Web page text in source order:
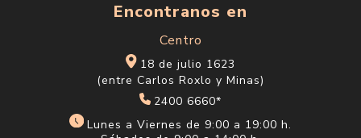
Encontranos en
Centro
18 de julio 1623
(entre Carlos Roxlo y Minas)
2400 6660*
Lunes a Viernes de 9:00 a 19:00 h.